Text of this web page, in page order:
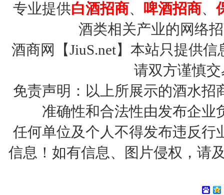
专业提供白酒招商、 啤酒招商、
酒类相关产业的网络
酒商网【JiuS.net】本站只提供
请双方谨慎
免责声明：以上所展示的酒水
准确性和合法性由发布企业
任何单位及个人不得发布违反行
信息！如有信息、图片侵权，请